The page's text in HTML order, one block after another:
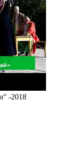
-2018